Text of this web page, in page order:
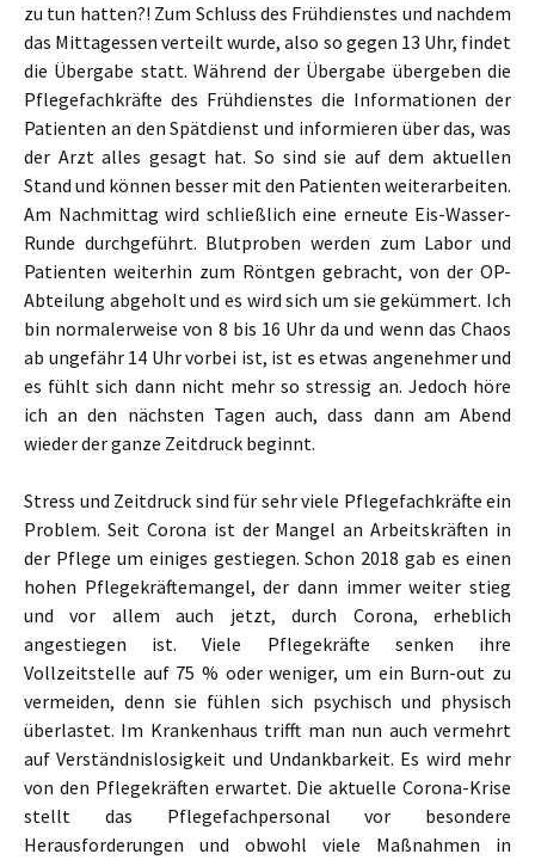
zu tun hatten?! Zum Schluss des Frühdienstes und nachdem
das Mittagessen verteilt wurde, also so gegen 13 Uhr, findet
die Übergabe statt. Während der Übergabe übergeben die
Pflegefachkräfte des Frühdienstes die Informationen der
Patienten an den Spätdienst und informieren über das, was
der Arzt alles gesagt hat. So sind sie auf dem aktuellen
Stand und können besser mit den Patienten weiterarbeiten.
Am Nachmittag wird schließlich eine erneute Eis-Wasser-
Runde durchgeführt. Blutproben werden zum Labor und
Patienten weiterhin zum Röntgen gebracht, von der OP-
Abteilung abgeholt und es wird sich um sie gekümmert. Ich
bin normalerweise von 8 bis 16 Uhr da und wenn das Chaos
ab ungefähr 14 Uhr vorbei ist, ist es etwas angenehmer und
es fühlt sich dann nicht mehr so stressig an. Jedoch höre
ich an den nächsten Tagen auch, dass dann am Abend
wieder der ganze Zeitdruck beginnt.
Stress und Zeitdruck sind für sehr viele Pflegefachkräfte ein
Problem. Seit Corona ist der Mangel an Arbeitskräften in
der Pflege um einiges gestiegen. Schon 2018 gab es einen
hohen Pflegekräftemangel, der dann immer weiter stieg
und vor allem auch jetzt, durch Corona, erheblich
angestiegen ist. Viele Pflegekräfte senken ihre
Vollzeitstelle auf 75 % oder weniger, um ein Burn-out zu
vermeiden, denn sie fühlen sich psychisch und physisch
überlastet. Im Krankenhaus trifft man nun auch vermehrt
auf Verständnislosigkeit und Undankbarkeit. Es wird mehr
von den Pflegekräften erwartet. Die aktuelle Corona-Krise
stellt das Pflegefachpersonal vor besondere
Herausforderungen und obwohl viele Maßnahmen in